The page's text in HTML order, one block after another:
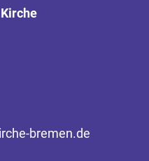
bremen.de